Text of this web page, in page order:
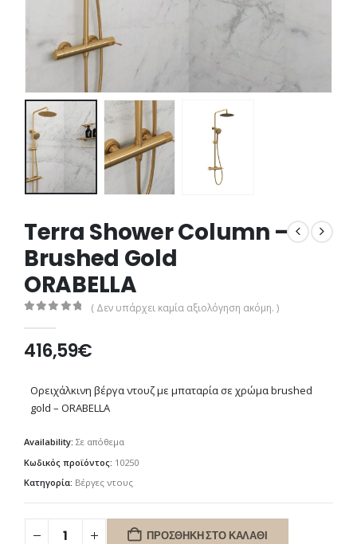
Terra Shower Column –
Brushed Gold
ORABELLA
( Δεν υπάρχει καμία αξιολόγηση ακόμη. )
416,59€
Ορειχάλκινη βέργα ντουζ με μπαταρία σε χρώμα brushed
gold – ΟRABELLA
Availability: Σε απόθεμα
Κωδικός προϊόντος: 10250
Κατηγορία: Βέργες ντους
ΠΡΟΣΘΉΚΗ ΣΤΟ ΚΑΛΆΘΙ